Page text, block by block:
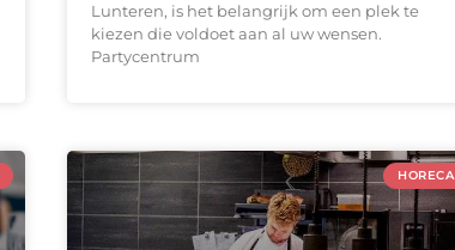
Lunteren, is het belangrijk om een plek te
kiezen die voldoet aan al uw wensen.
Partycentrum
HORECA